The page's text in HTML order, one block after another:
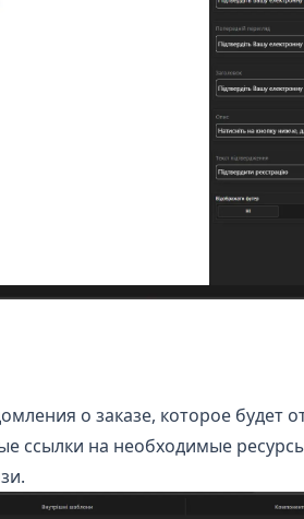
о заказе, которое будет
ссылки на необходимые